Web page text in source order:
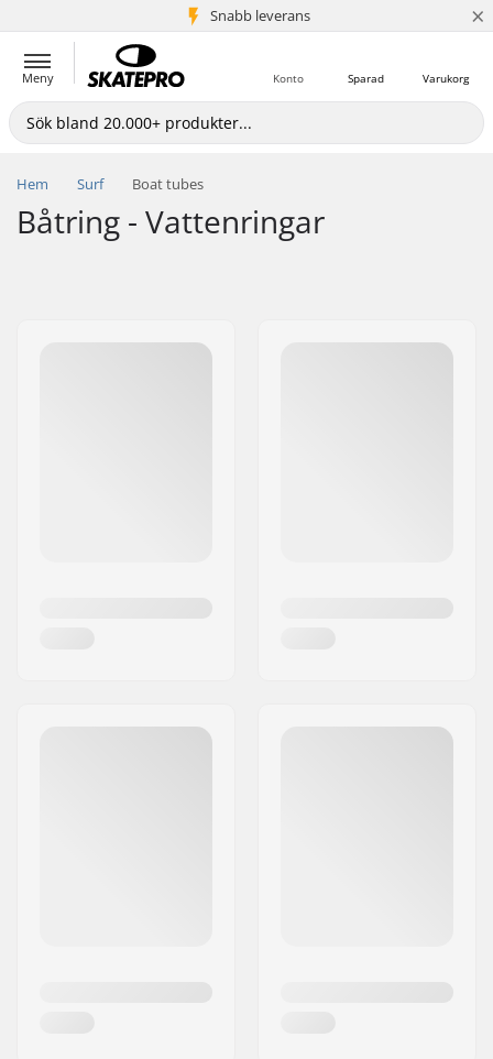
Snabb leverans
5+ milj. kunder ×
Meny Varukorg
Sparad
Konto
Hem Surf Boat tubes
Båtring - Vattenringar